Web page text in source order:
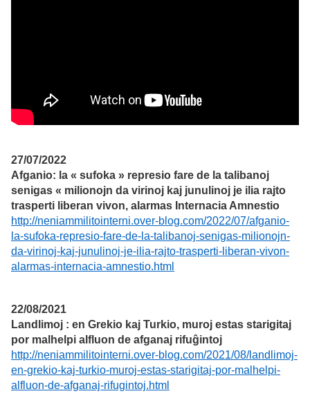
27/07/2022
Afganio: la « sufoka » represio fare de la talibanoj
senigas « milionojn da virinoj kaj junulinoj je ilia rajto
trasperti liberan vivon, alarmas Internacia Amnestio
http://neniammilitointerni.over-blog.com/2022/07/afganio-
la-sufoka-represio-fare-de-la-talibanoj-senigas-milionojn-
da-virinoj-kaj-junulinoj-je-ilia-rajto-trasperti-liberan-vivon-
alarmas-internacia-amnestio.html
22/08/2021
Landlimoj : en Grekio kaj Turkio, muroj estas starigitaj
por malhelpi alfluon de afganaj rifuĝintoj
http://neniammilitointerni.over-blog.com/2021/08/landlimoj-
en-grekio-kaj-turkio-muroj-estas-starigitaj-por-malhelpi-
alfluon-de-afganaj-rifugintoj.html